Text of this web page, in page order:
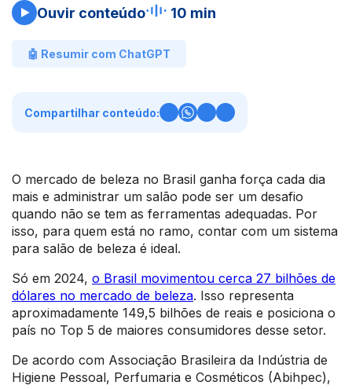
Ouvir conteúdo 10 min
🤖 Resumir com ChatGPT
Compartilhar conteúdo:
O mercado de beleza no Brasil ganha força cada dia
mais e administrar um salão pode ser um desafio
quando não se tem as ferramentas adequadas. Por
isso, para quem está no ramo, contar com um sistema
para salão de beleza é ideal.
Só em 2024, o Brasil movimentou cerca 27 bilhões de
dólares no mercado de beleza. Isso representa
aproximadamente 149,5 bilhões de reais e posiciona o
país no Top 5 de maiores consumidores desse setor.
De acordo com Associação Brasileira da Indústria de
Higiene Pessoal, Perfumaria e Cosméticos (Abihpec),